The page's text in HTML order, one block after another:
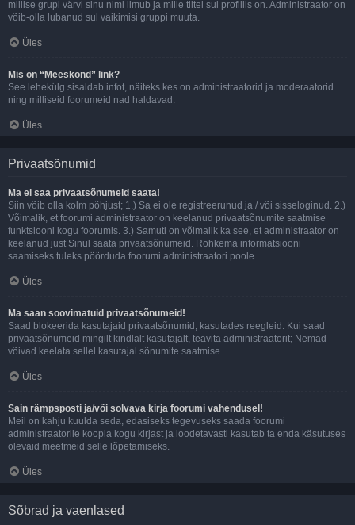
millise grupi värvi sinu nimi ilmub ja mille tiitel sul profiilis on. Administraator on
võib-olla lubanud sul vaikimisi gruppi muuta.
Üles
Mis on “Meeskond” link?
See lehekülg sisaldab infot, näiteks kes on administraatorid ja moderaatorid
ning milliseid foorumeid nad haldavad.
Üles
Privaatsõnumid
Ma ei saa privaatsõnumeid saata!
Siin võib olla kolm põhjust; 1.) Sa ei ole registreerunud ja / või sisseloginud. 2.)
Võimalik, et foorumi administraator on keelanud privaatsõnumite saatmise
funktsiooni kogu foorumis. 3.) Samuti on võimalik ka see, et administraator on
keelanud just Sinul saata privaatsõnumeid. Rohkema informatsiooni
saamiseks tuleks pöörduda foorumi administraatori poole.
Üles
Ma saan soovimatuid privaatsõnumeid!
Saad blokeerida kasutajaid privaatsõnumid, kasutades reegleid. Kui saad
privaatsõnumeid mingilt kindlalt kasutajalt, teavita administraatorit; Nemad
võivad keelata sellel kasutajal sõnumite saatmise.
Üles
Sain rämpsposti ja/või solvava kirja foorumi vahendusel!
Meil on kahju kuulda seda, edasiseks tegevuseks saada foorumi
administraatorile koopia kogu kirjast ja loodetavasti kasutab ta enda käsutuses
olevaid meetmeid selle lõpetamiseks.
Üles
Sõbrad ja vaenlased